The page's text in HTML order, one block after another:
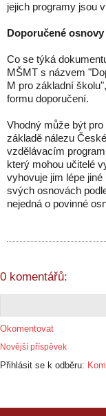
jejich programy jsou
Doporučené
Co se týká
MŠMT s názvem
M pro základní
formu doporučení.
Vhodný může být
základě nálezu
vzdělávacím
který mohou učitelé
vyhovuje jim lépe
svých osnovách
nejedná o povinné
0 komentářů:
Okomentovat
Novější příspěvek
Přihlásit se k odběru: